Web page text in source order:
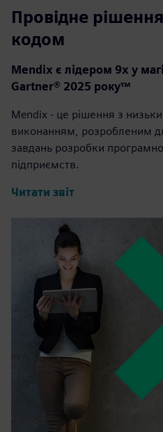
Провідне
кодом
Mendix є лідером 9x у
Gartner® 2025 року™
Mendix - це рішення з
виконанням, розробленим
завдань розробки
підприємств.
Читати звіт